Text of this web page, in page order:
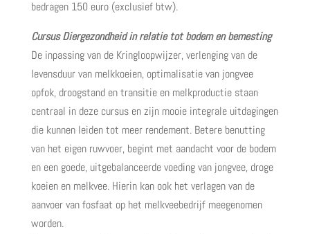
bedragen 150 euro (exclusief btw).
Cursus Diergezondheid in relatie tot bodem en bemesting
De inpassing van de Kringloopwijzer, verlenging van de
levensduur van melkkoeien, optimalisatie van jongvee
opfok, droogstand en transitie en melkproductie staan
centraal in deze cursus en zijn mooie integrale uitdagingen
die kunnen leiden tot meer rendement. Betere benutting
van het eigen ruwvoer, begint met aandacht voor de bodem
en een goede, uitgebalanceerde voeding van jongvee, droge
koeien en melkvee. Hierin kan ook het verlagen van de
aanvoer van fosfaat op het melkveebedrijf meegenomen
worden.